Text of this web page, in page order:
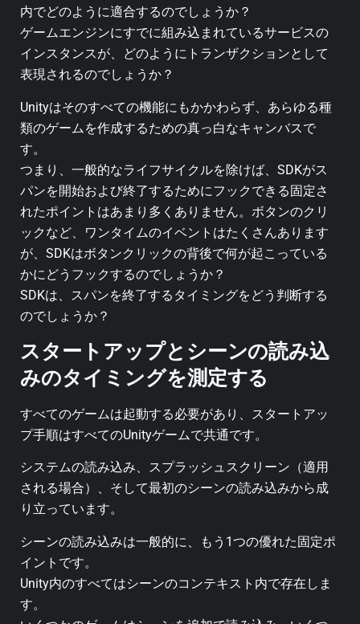
内でどのように適合するのでしょうか？
ゲームエンジンにすでに組み込まれているサービスの
インスタンスが、どのようにトランザクションとして
表現されるのでしょうか？
Unityはそのすべての機能にもかかわらず、あらゆる種
類のゲームを作成するための真っ白なキャンバスで
す。
つまり、一般的なライフサイクルを除けば、SDKがス
パンを開始および終了するためにフックできる固定さ
れたポイントはあまり多くありません。ボタンのクリ
ックなど、ワンタイムのイベントはたくさんあります
が、SDKはボタンクリックの背後で何が起こっている
かにどうフックするのでしょうか？
SDKは、スパンを終了するタイミングをどう判断する
のでしょうか？
スタートアップとシーンの読み込
みのタイミングを測定する
すべてのゲームは起動する必要があり、スタートアッ
プ手順はすべてのUnityゲームで共通です。
システムの読み込み、スプラッシュスクリーン（適用
される場合）、そして最初のシーンの読み込みから成
り立っています。
シーンの読み込みは一般的に、もう1つの優れた固定ポ
イントです。
Unity内のすべてはシーンのコンテキスト内で存在しま
す。